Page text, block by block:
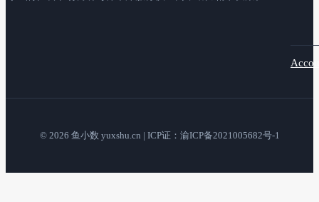
© 2026 鱼小数 yuxshu.cn | ICP证：渝ICP备2021005682号-1